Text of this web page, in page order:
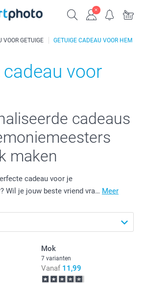
VOOR GETUIGE GETUIGE CADEAU VOOR HEM
cadeau voor
cadeaus
maken
cadeau voor je
Wil je jouw beste vriend vra… Meer
Mok
7 varianten
Vanaf 11,99